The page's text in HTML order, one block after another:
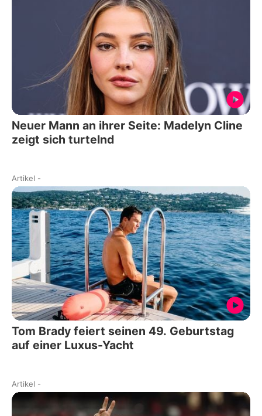
Neuer Mann an ihrer Seite: Madelyn Cline
zeigt sich turtelnd
Artikel -
Tom Brady feiert seinen 49. Geburtstag
auf einer Luxus-Yacht
Artikel -